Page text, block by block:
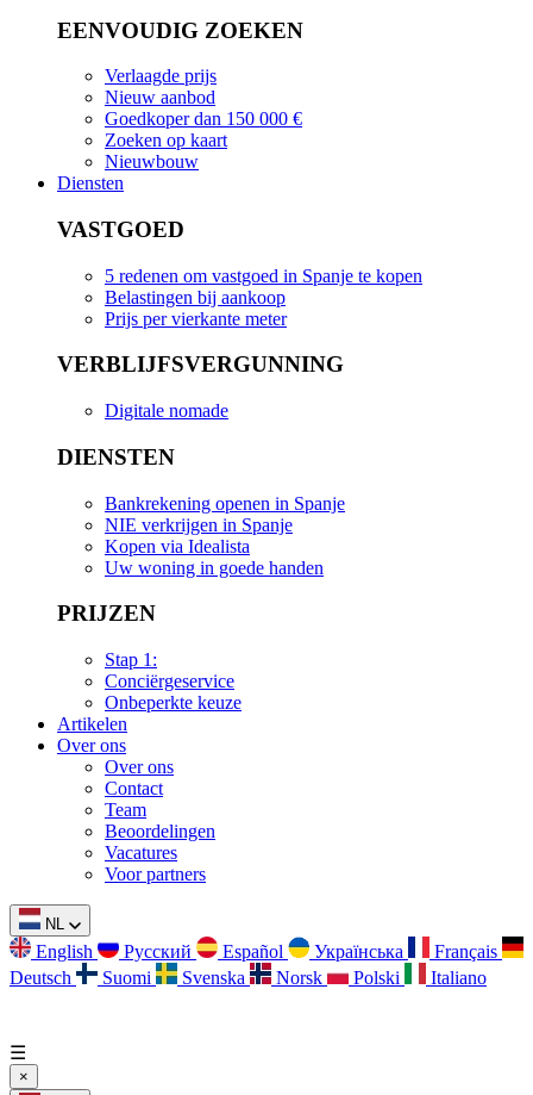
EENVOUDIG ZOEKEN
Verlaagde prijs
Nieuw aanbod
Goedkoper dan 150 000 €
Zoeken op kaart
Nieuwbouw
Diensten
VASTGOED
5 redenen om vastgoed in Spanje te kopen
Belastingen bij aankoop
Prijs per vierkante meter
VERBLIJFSVERGUNNING
Digitale nomade
DIENSTEN
Bankrekening openen in Spanje
NIE verkrijgen in Spanje
Kopen via Idealista
Uw woning in goede handen
PRIJZEN
Stap 1:
Conciërgeservice
Onbeperkte keuze
Artikelen
Over ons
Over ons
Contact
Team
Beoordelingen
Vacatures
Voor partners
NL
English Русский Español Українська
Français
Deutsch
Suomi Svenska Norsk Polski Italiano
☰
×